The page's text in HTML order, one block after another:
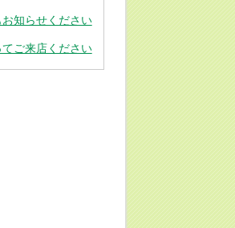
知らせください
ご来店ください